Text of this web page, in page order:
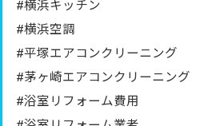
#横浜キッチン
#横浜空調
#平塚エアコンクリーニング
#茅ヶ崎エアコンクリーニング
#浴室リフォーム費用